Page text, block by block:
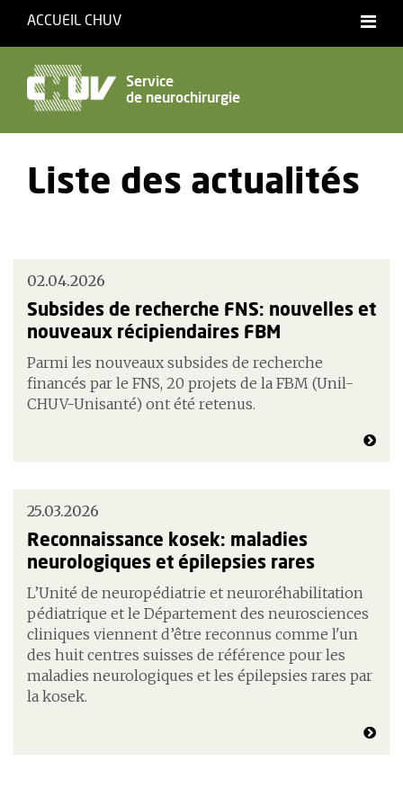
ACCUEIL CHUV
Service
de neurochirurgie
Liste des actualités
02.04.2026
Subsides de recherche FNS: nouvelles et
nouveaux récipiendaires FBM
Parmi les nouveaux subsides de recherche
financés par le FNS, 20 projets de la FBM (Unil-
CHUV-Unisanté) ont été retenus.
25.03.2026
Reconnaissance kosek: maladies
neurologiques et épilepsies rares
L’Unité de neuropédiatrie et neuroréhabilitation
pédiatrique et le Département des neurosciences
cliniques viennent d’être reconnus comme l'un
des huit centres suisses de référence pour les
maladies neurologiques et les épilepsies rares par
la kosek.